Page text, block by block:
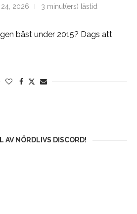
2026 3 minut(ers) lästid
bäst under 2015? Dags att
AV NÖRDLIVS DISCORD!